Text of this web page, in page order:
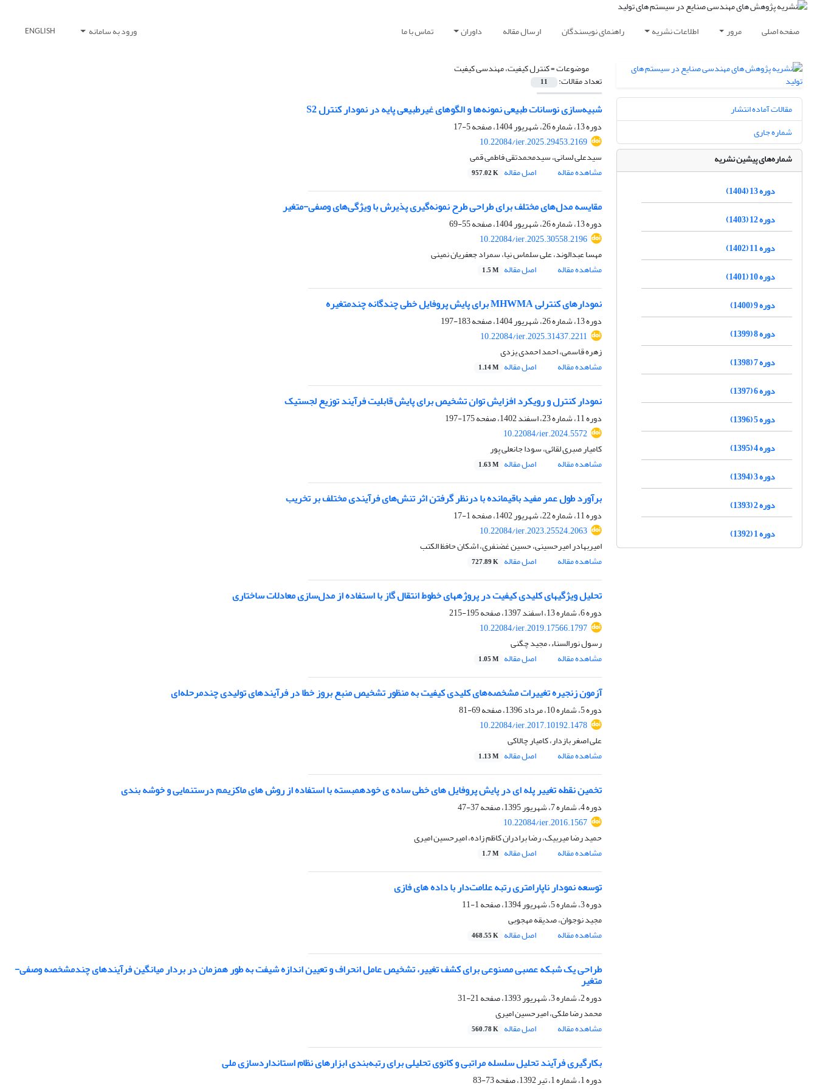
صفحه اصلی مرور اطلاعات نشریه راهنمای نویسندگان ارسال مقاله داوران تماس با ما ورود به سامانه ENGLISH
موضوعات =کنترل کیفیت، مهندسی کیفیت
تعداد مقالات: 11
شبیه‌سازی نوسانات طبیعی نمونه‌ها و الگوهای غیرطبیعی پایه در نمودار کنترل S2
دوره 13، شماره 26، شهریور 1404، صفحه
5-17
10.22084/ier.2025.29453.2169
سیدعلی لسانی، سیدمحمدتقی فاطمی قمی
مشاهده مقاله
اصل مقاله 957.02 K
مقایسه مدل‌های مختلف برای طراحی طرح نمونه‌گیری پذیرش با ویژگی‌های وصفی-متغیر
دوره 13، شماره 26، شهریور 1404، صفحه
55-69
10.22084/ier.2025.30558.2196
مهسا عبدالوند، علی سلماس نیا، سمراد جعفریان نمینی
مشاهده مقاله
اصل مقاله 1.5 M
نمودارهای کنترلی MHWMA برای پایش پروفایل خطی چندگانه چندمتغیره
دوره 13، شماره 26، شهریور 1404، صفحه
183-197
10.22084/ier.2025.31437.2211
زهره قاسمی، احمد احمدی یزدی
مشاهده مقاله
اصل مقاله 1.14 M
نمودار کنترل و رویکرد افزایش توان تشخیص برای پایش قابلیت فرآیند توزیع لجستیک
دوره 11، شماره 23، اسفند 1402، صفحه
175-197
10.22084/ier.2024.5572
کامیار صبری لقائی، سودا جانعلی پور
مشاهده مقاله
اصل مقاله 1.63 M
برآورد طول عمر مفید باقیمانده با درنظر گرفتن اثر تنش‌های فرآیندی مختلف بر تخریب
دوره 11، شماره 22، شهریور 1402، صفحه
1-17
10.22084/ier.2023.25524.2063
امیربهادر امیرحسینی، حسین غضنفری، اشکان حافظ الکتب
مشاهده مقاله
اصل مقاله 727.89 K
تحلیل ویژگی‎های کلیدی کیفیت در پروژه‎های خطوط انتقال گاز با استفاده از مدل‌سازی معادلات ساختاری
دوره 6، شماره 13، اسفند 1397، صفحه
195-215
10.22084/ier.2019.17566.1797
رسول نورالسناء، مجید چگنی
مشاهده مقاله
اصل مقاله 1.05 M
آزمون زنجیره تغییرات مشخصه‌های کلیدی کیفیت به منظور تشخیص منبع بروز خطا در فرآیندهای تولیدی چندمرحله‌ای
دوره 5، شماره 10، مرداد 1396، صفحه
69-81
10.22084/ier.2017.10192.1478
علی اصغر بازدار، کامیار چالاکی
مشاهده مقاله
اصل مقاله 1.13 M
تخمین نقطه تغییر پله ای در پایش پروفایل های خطی ساده ی خودهمبسته با استفاده از روش های ماکزیمم درستنمایی و خوشه بندی
دوره 4، شماره 7، شهریور 1395، صفحه
37-47
10.22084/ier.2016.1567
حمید رضا میربیک، رضا برادران کاظم زاده، امیرحسین امیری
مشاهده مقاله
اصل مقاله 1.7 M
توسعه نمودار ناپارامتری رتبه علامت‌دار با داده ‏های فازی
دوره 3، شماره 5، شهریور 1394، صفحه
1-11
مجید نوجوان، صدیقه مهجوبی
مشاهده مقاله
اصل مقاله 468.55 K
طراحی یک شبکه عصبی مصنوعی برای کشف تغییر، تشخیص عامل انحراف و تعیین اندازه شیفت به طور همزمان در بردار میانگین فرآیندهای چندمشخصه وصفی-
متغیر
دوره 2، شماره 3، شهریور 1393، صفحه
21-31
محمد رضا ملکی، امیرحسین امیری
مشاهده مقاله
اصل مقاله 560.78 K
بکارگیری فرآیند تحلیل سلسله مراتبی و کانوی تحلیلی برای رتبه‌بندی ابزارهای نظام استانداردسازی ملی
دوره 1، شماره 1، تیر 1392، صفحه
73-83
مقالات آماده انتشار
شماره جاری
شماره‌های پیشین نشریه
دوره 13 (1404)
دوره 12 (1403)
دوره 11 (1402)
دوره 10 (1401)
دوره 9 (1400)
دوره 8 (1399)
دوره 7 (1398)
دوره 6 (1397)
دوره 5 (1396)
دوره 4 (1395)
دوره 3 (1394)
دوره 2 (1393)
دوره 1 (1392)